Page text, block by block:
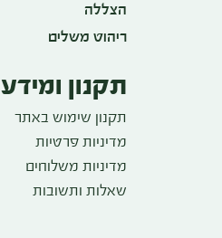
הצללה
ריהוט משלים
תקנון ומידע
תקנון שימוש באתר
מדיניות פרטיות
מדיניות משלוחים
שאלות ותשובות